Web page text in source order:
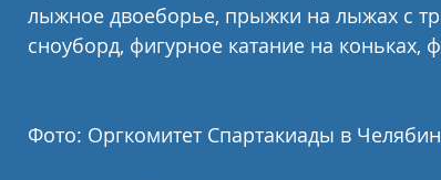
лыжное двоеборье, прыжки на лыжах с
сноуборд, фигурное катание на коньках,
Фото: Оргкомитет Спартакиады в